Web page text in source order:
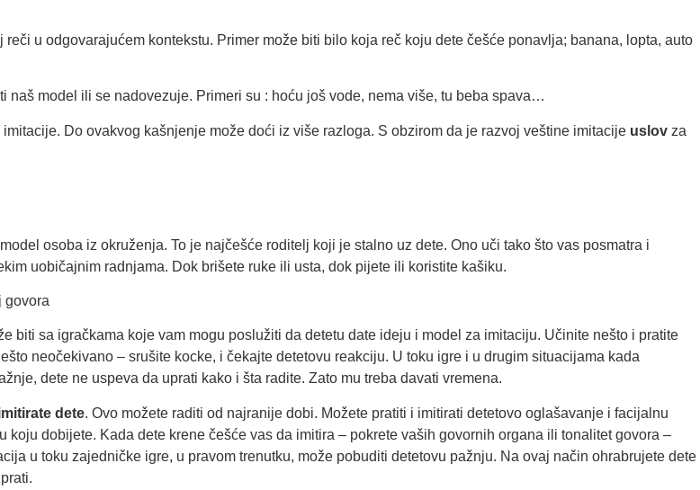
u odgovarajućem kontekstu. Primer može biti bilo koja reč koju dete češće ponavlja; banana, lopta, auto
naš model ili se nadovezuje. Primeri su : hoću još vode, nema više, tu beba spava…
Do ovakvog kašnjenje može doći iz više razloga. S obzirom da je razvoj veštine imitacije uslov za
osoba iz okruženja. To je najčešće roditelj koji je stalno uz dete. Ono uči tako što vas posmatra i
uobičajnim radnjama. Dok brišete ruke ili usta, dok pijete ili koristite kašiku.
biti sa igračkama koje vam mogu poslužiti da detetu date ideju i model za imitaciju. Učinite nešto i pratite
neočekivano – srušite kocke, i čekajte detetovu reakciju. U toku igre i u drugim situacijama kada
dete ne uspeva da uprati kako i šta radite. Zato mu treba davati vremena.
dete. Ovo možete raditi od najranije dobi. Možete pratiti i imitirati detetovo oglašavanje i facijalnu
dobijete. Kada dete krene češće vas da imitira – pokrete vaših govornih organa ili tonalitet govora –
u toku zajedničke igre, u pravom trenutku, može pobuditi detetovu pažnju. Na ovaj način ohrabrujete dete